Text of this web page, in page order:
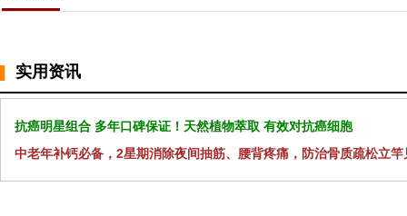
实用资讯
抗癌明星组合 多年口碑保证！天然植物萃取 有效对抗癌细胞
中老年补钙必备，2星期消除夜间抽筋、腰背疼痛，防治骨质疏松立竿